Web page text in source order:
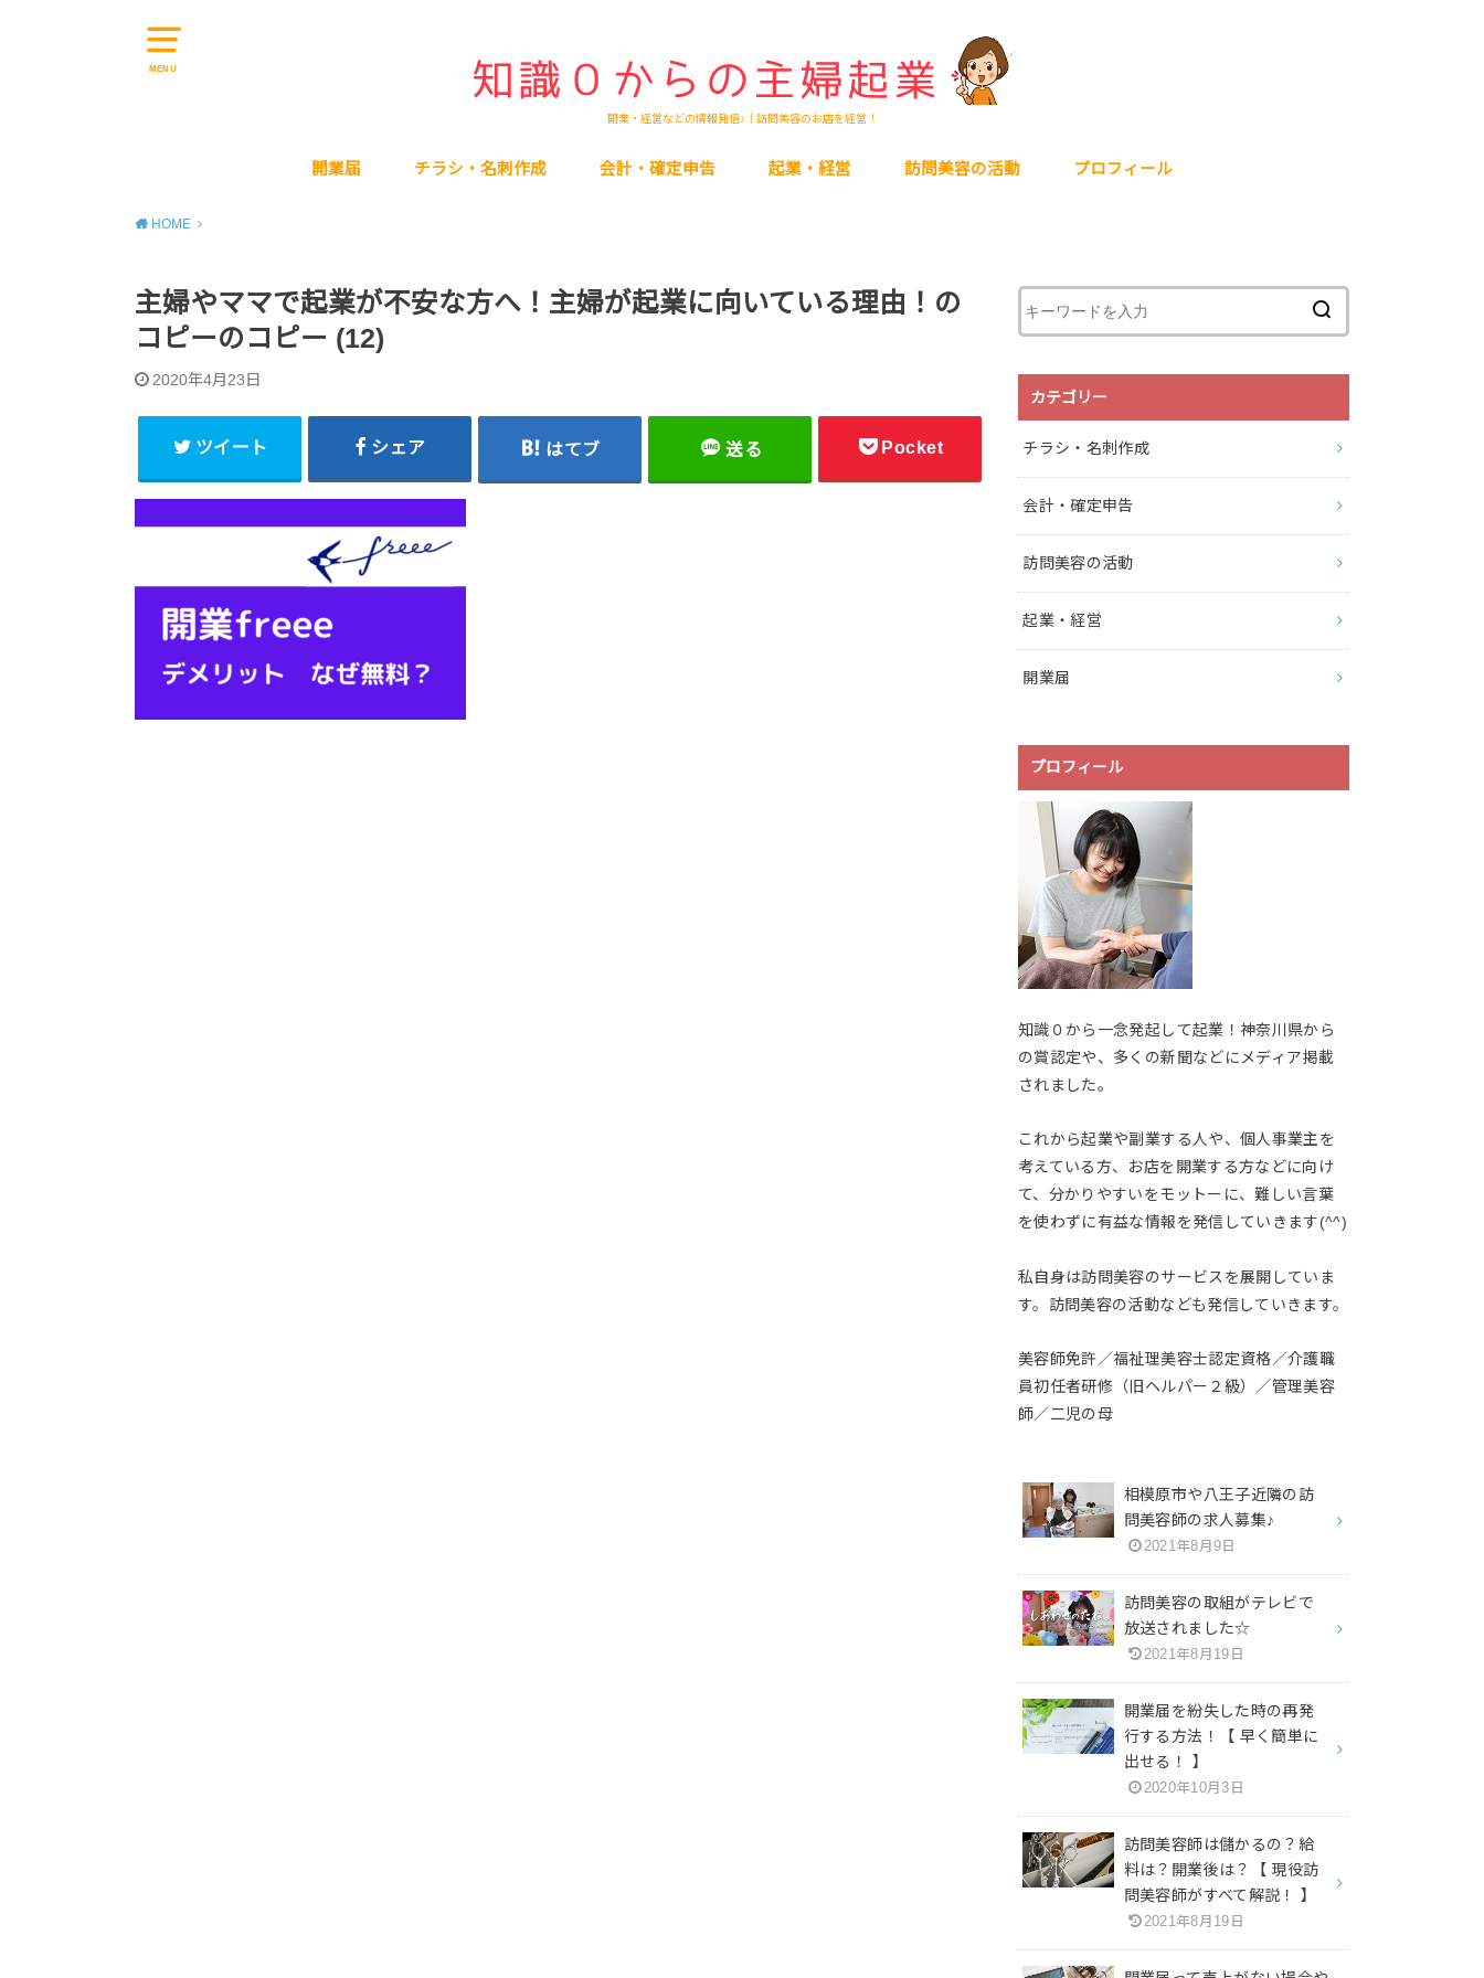
MENU
開業・経営などの情報発信♪｜訪問美容のお店を経営！
開業届 チラシ・名刺作成 会計・確定申告 起業・経営 訪問美容の活動 プロフィール
HOME
主婦やママで起業が不安な方へ！主婦が起業に向いている理由！の
コピーのコピー (12)
2020年4月23日
ツイート シェア はてブ 送る Pocket
カテゴリー
チラシ・名刺作成
会計・確定申告
訪問美容の活動
起業・経営
開業届
プロフィール
知識０から一念発起して起業！神奈川県から
の賞認定や、多くの新聞などにメディア掲載
されました。
これから起業や副業する人や、個人事業主を
考えている方、お店を開業する方などに向け
て、分かりやすいをモットーに、難しい言葉
を使わずに有益な情報を発信していきます(^^)
私自身は訪問美容のサービスを展開していま
す。訪問美容の活動なども発信していきます。
美容師免許／福祉理美容士認定資格／介護職
員初任者研修（旧ヘルパー２級）／管理美容
師／二児の母
相模原市や八王子近隣の訪
問美容師の求人募集♪
2021年8月9日
訪問美容の取組がテレビで
放送されました☆
2021年8月19日
開業届を紛失した時の再発
行する方法！【 早く簡単に
出せる！ 】
2020年10月3日
訪問美容師は儲かるの？給
料は？開業後は？【 現役訪
問美容師がすべて解説！ 】
2021年8月19日